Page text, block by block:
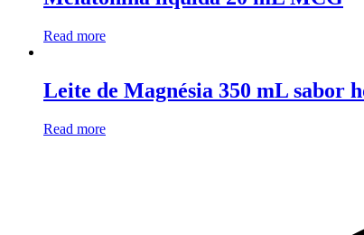
Read more
Leite de Magnésia 350 mL sabor
Read more